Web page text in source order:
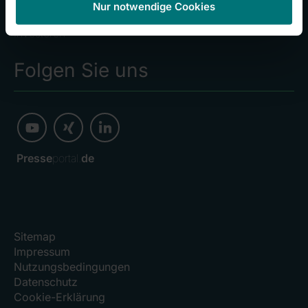
Nur notwendige Cookies
Investoren
Folgen Sie uns
Presseportal. de
Sitemap
Impressum
Nutzungsbedingungen
Datenschutz
Cookie-Erklärung